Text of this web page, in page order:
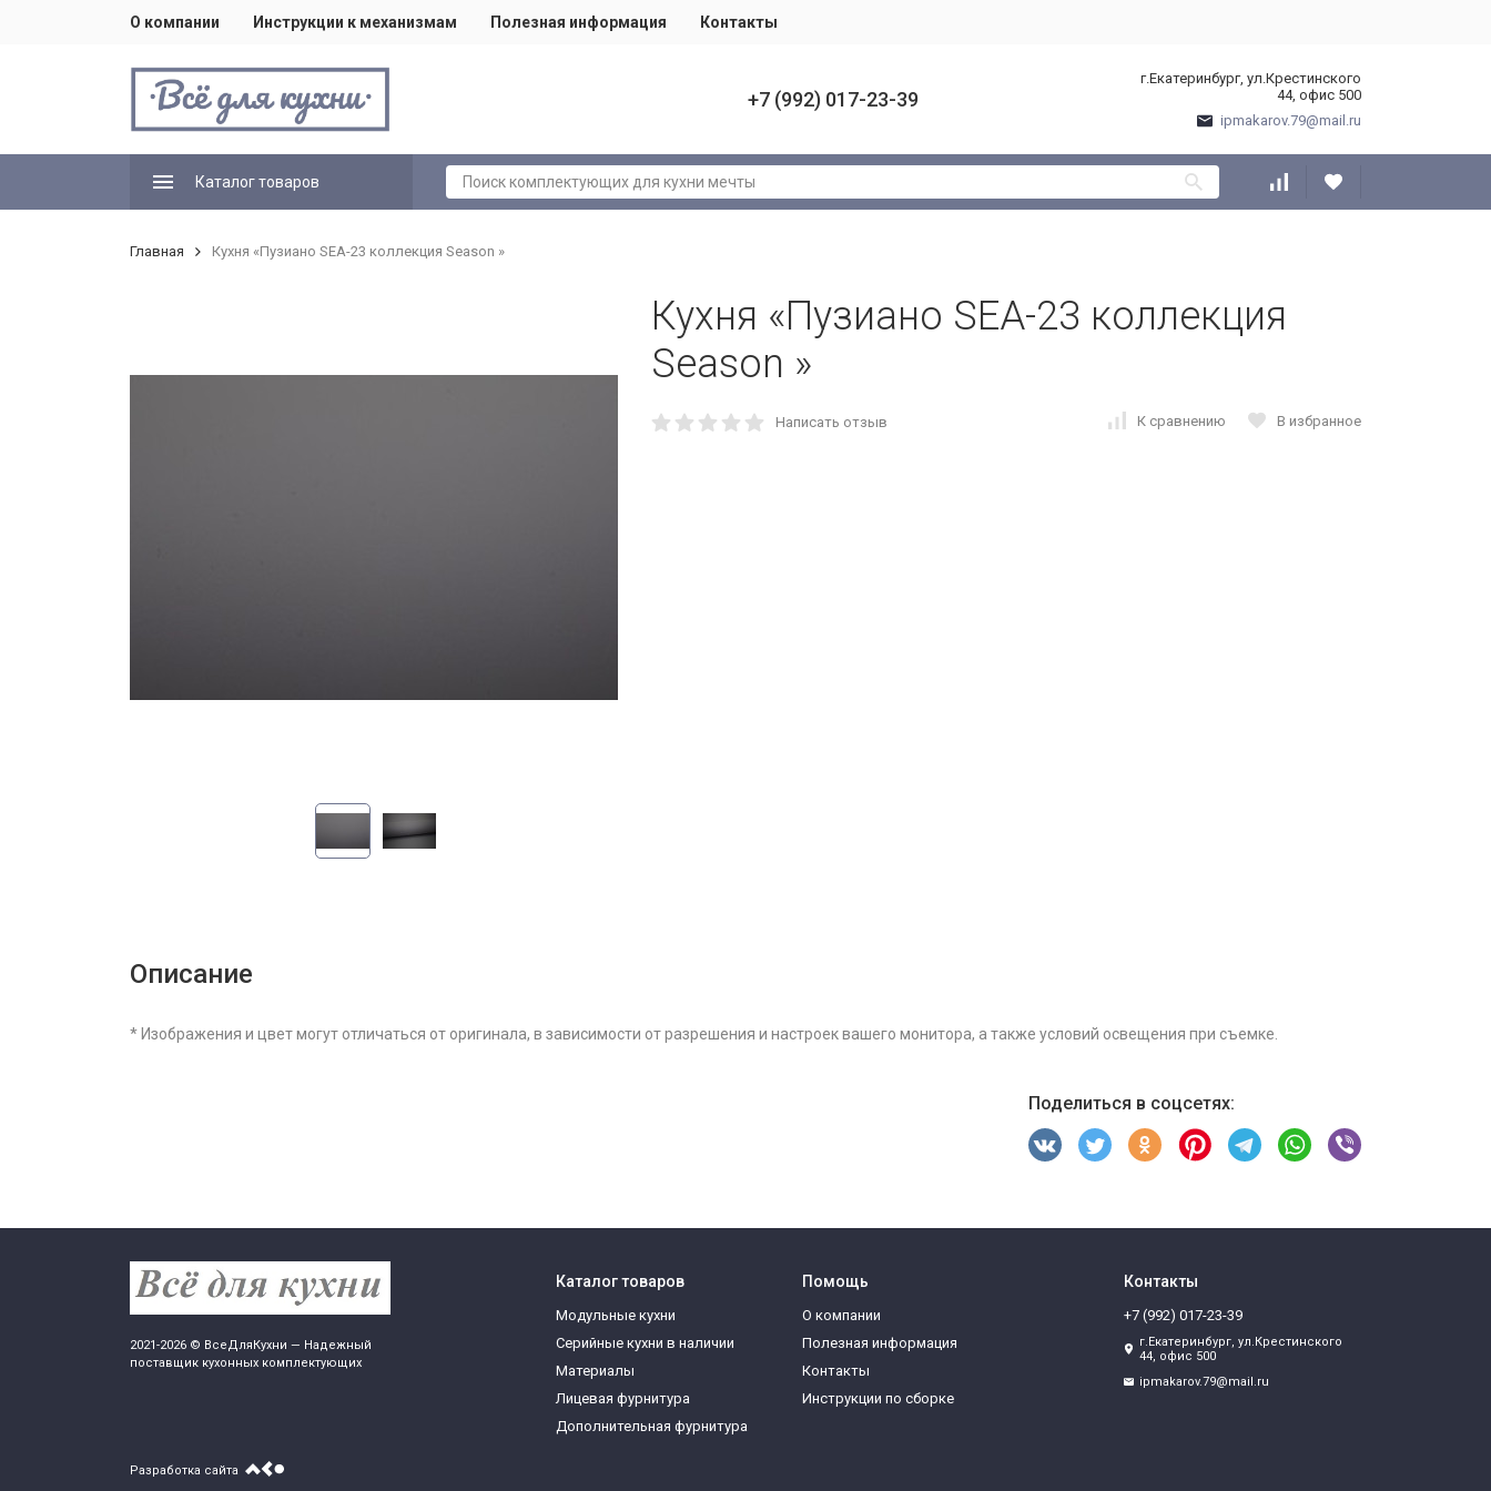
О компании Инструкции к механизмам Полезная информация Контакты
+7 (992) 017-23-39
г.Екатеринбург, ул.Крестинского
44, офис 500
ipmakarov.79@mail.ru
Каталог товаров
Главная Кухня «Пузиано SEA-23 коллекция Season »
Кухня «Пузиано SEA-23 коллекция
Season »
Написать отзыв К сравнению В избранное
Описание
* Изображения и цвет могут отличаться от оригинала, в зависимости от разрешения и настроек вашего монитора, а также условий освещения при съемке.
Поделиться в соцсетях:
2021-2026 © ВсеДляКухни — Надежный
поставщик кухонных комплектующих
Разработка сайта
Каталог товаров
Модульные кухни
Серийные кухни в наличии
Материалы
Лицевая фурнитура
Дополнительная фурнитура
Помощь
О компании
Полезная информация
Контакты
Инструкции по сборке
Контакты
+7 (992) 017-23-39
г.Екатеринбург, ул.Крестинского
44, офис 500
ipmakarov.79@mail.ru